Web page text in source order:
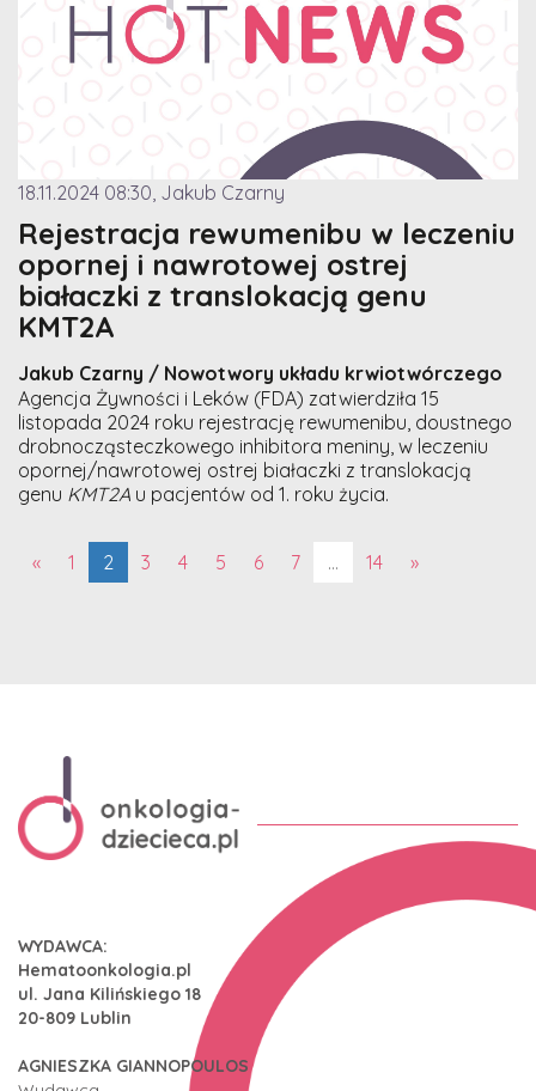
18.11.2024 08:30, Jakub Czarny
Rejestracja rewumenibu w leczeniu
opornej i nawrotowej ostrej
białaczki z translokacją genu
KMT2A
Jakub Czarny / Nowotwory układu krwiotwórczego
Agencja Żywności i Leków (FDA) zatwierdziła 15
listopada 2024 roku rejestrację rewumenibu, doustnego
drobnocząsteczkowego inhibitora meniny, w leczeniu
opornej/nawrotowej ostrej białaczki z translokacją
genu KMT2A u pacjentów od 1. roku życia.
« 1 2 (aktualna)
3 4 5 6 7 … 14 »
WYDAWCA:
Hematoonkologia.pl
ul. Jana Kilińskiego 18
20-809 Lublin
AGNIESZKA GIANNOPOULOS